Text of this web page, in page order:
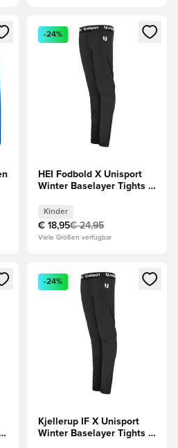
oder Registrieren als
Öffnet ein Fenster zum
-24%
HEI Fodbold X Unisport
Winter Baselayer Tights -
Kinder
€ 18,95€ 24,95
Viele Größen verfügbar
oder Registrieren als
Öffnet ein Fenster zum
-24%
Kjellerup IF X Unisport
Winter Baselayer Tights -